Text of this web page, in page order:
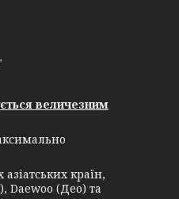
величезним
країн,
Daewoo (Део) та